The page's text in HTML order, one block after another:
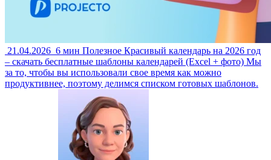
21.04.2026 6 мин Полезное Красивый календарь на 2026 год
– скачать бесплатные шаблоны календарей (Excel + фото) Мы
за то, чтобы вы использовали свое время как можно
продуктивнее, поэтому делимся списком готовых шаблонов.